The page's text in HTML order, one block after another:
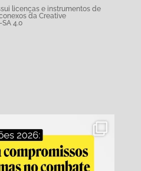
licenças e instrumentos de
da Creative
SA 4.0